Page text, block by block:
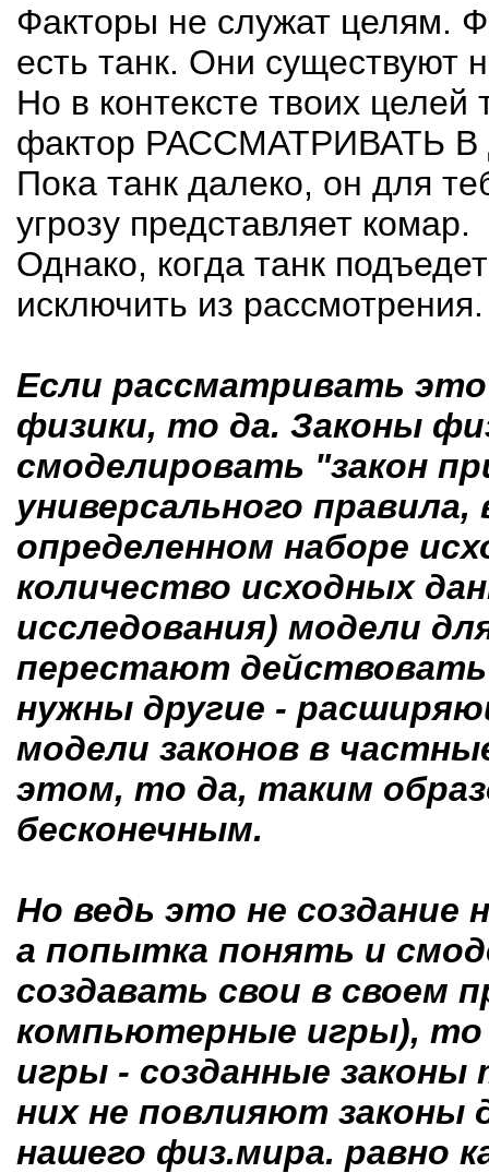
Факторы не служат целям.
есть танк. Они существуют
Но в контексте твоих
фактор РАССМАТРИВАТЬ
Пока танк далеко, он для
угрозу представляет комар.
Однако, когда танк
исключить из рассмотрения.
Если рассматривать это
физики, то да. Законы
смоделировать "закон
универсального
определенном наборе
количество исходных
исследования) модели
перестают действовать
нужны другие -
модели законов в
этом, то да, таким
бесконечным.
Но ведь это не создание
а попытка понять и
создавать свои в своем
компьютерные игры), то
игры - созданные
них не повлияют законы
нашего физ.мира. равно